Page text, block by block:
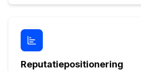
Reputatiepositionering